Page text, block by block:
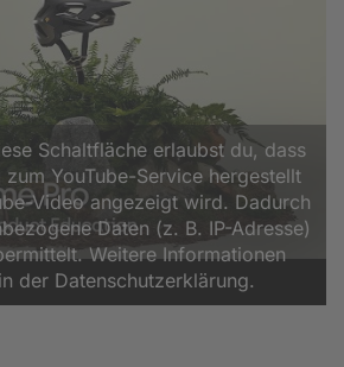
Schaltfläche erlaubst du, dass
zum YouTube-Service hergestellt
Video angezeigt wird. Dadurch
Daten (z. B. IP-Adresse)
Weitere Informationen
der Datenschutzerklärung.